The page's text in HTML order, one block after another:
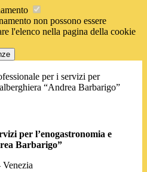
non possono essere
l'elenco nella pagina della cookie
per i servizi per
“Andrea Barbarigo”
per l’enogastronomia e
Barbarigo”